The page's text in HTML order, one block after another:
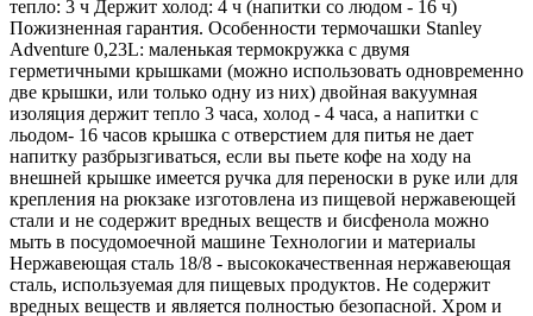
тепло: 3 ч Держит холод: 4 ч (напитки со людом - 16 ч)
Пожизненная гарантия. Особенности термочашки Stanley
Adventure 0,23L: маленькая термокружка с двумя
герметичными крышками (можно использовать одновременно
две крышки, или только одну из них) двойная вакуумная
изоляция держит тепло 3 часа, холод - 4 часа, а напитки с
льодом- 16 часов крышка с отверстием для питья не дает
напитку разбрызгиваться, если вы пьете кофе на ходу на
внешней крышке имеется ручка для переноски в руке или для
крепления на рюкзаке изготовлена из пищевой нержавеющей
стали и не содержит вредных веществ и бисфенола можно
мыть в посудомоечной машине Технологии и материалы
Нержавеющая сталь 18/8 - высококачественная нержавеющая
сталь, используемая для пищевых продуктов. Не содержит
вредных веществ и является полностью безопасной. Хром и